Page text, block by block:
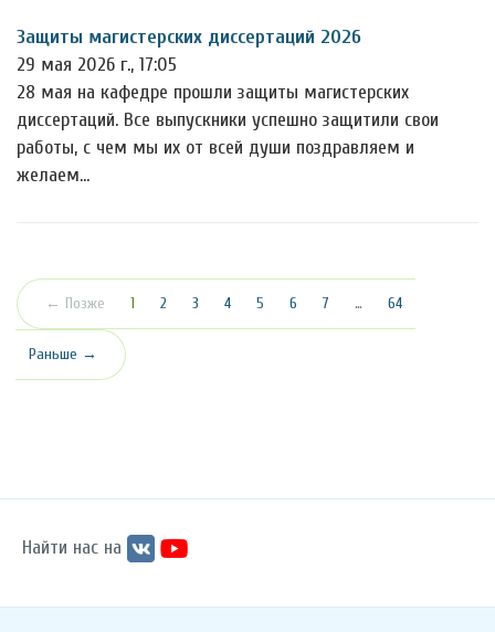
Защиты магистерских диссертаций 2026
29 мая 2026 г., 17:05
28 мая на кафедре прошли защиты магистерских
диссертаций. Все выпускники успешно защитили свои
работы, с чем мы их от всей души поздравляем и
желаем…
← Позже 1 (текущая)
2 3 4 5 6 7 … 64
Раньше →
Найти нас на